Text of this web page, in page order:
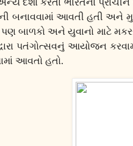
બનાવવામાં આવતી હતી
અને યુવાનો માટે
પતંગોત્સવનું આયોજન
આવતો હતો.